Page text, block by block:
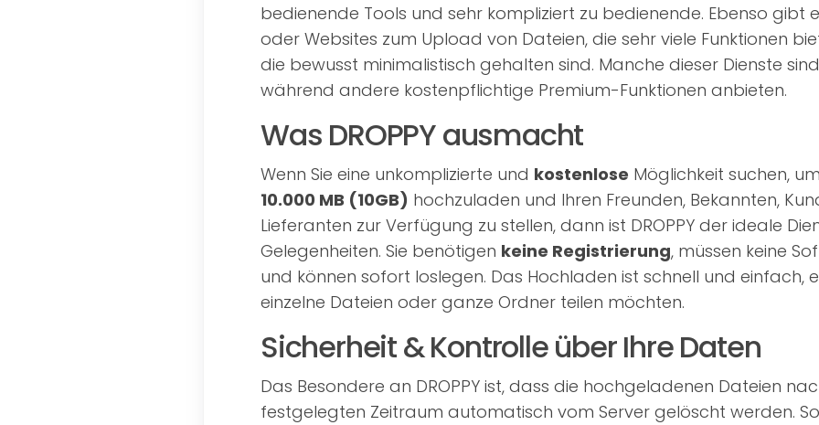
bedienende Tools und sehr kompliziert zu bedienende. Ebenso gibt
oder Websites zum Upload von Dateien, die sehr viele Funktionen
die bewusst minimalistisch gehalten sind. Manche dieser Dienste
während andere kostenpflichtige Premium-Funktionen anbieten.
Was DROPPY ausmacht
Wenn Sie eine unkomplizierte und kostenlose Möglichkeit suchen,
10.000 MB (10GB) hochzuladen und Ihren Freunden, Bekannten,
Lieferanten zur Verfügung zu stellen, dann ist DROPPY der ideale
Gelegenheiten. Sie benötigen keine Registrierung, müssen keine
und können sofort loslegen. Das Hochladen ist schnell und einfach,
einzelne Dateien oder ganze Ordner teilen möchten.
Sicherheit & Kontrolle über Ihre Daten
Das Besondere an DROPPY ist, dass die hochgeladenen Dateien
festgelegten Zeitraum automatisch vom Server gelöscht werden.